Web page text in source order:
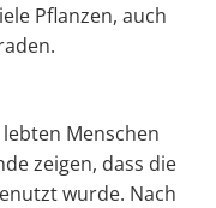
Pflanzen, auch
Menschen
zeigen, dass die
wurde. Nach